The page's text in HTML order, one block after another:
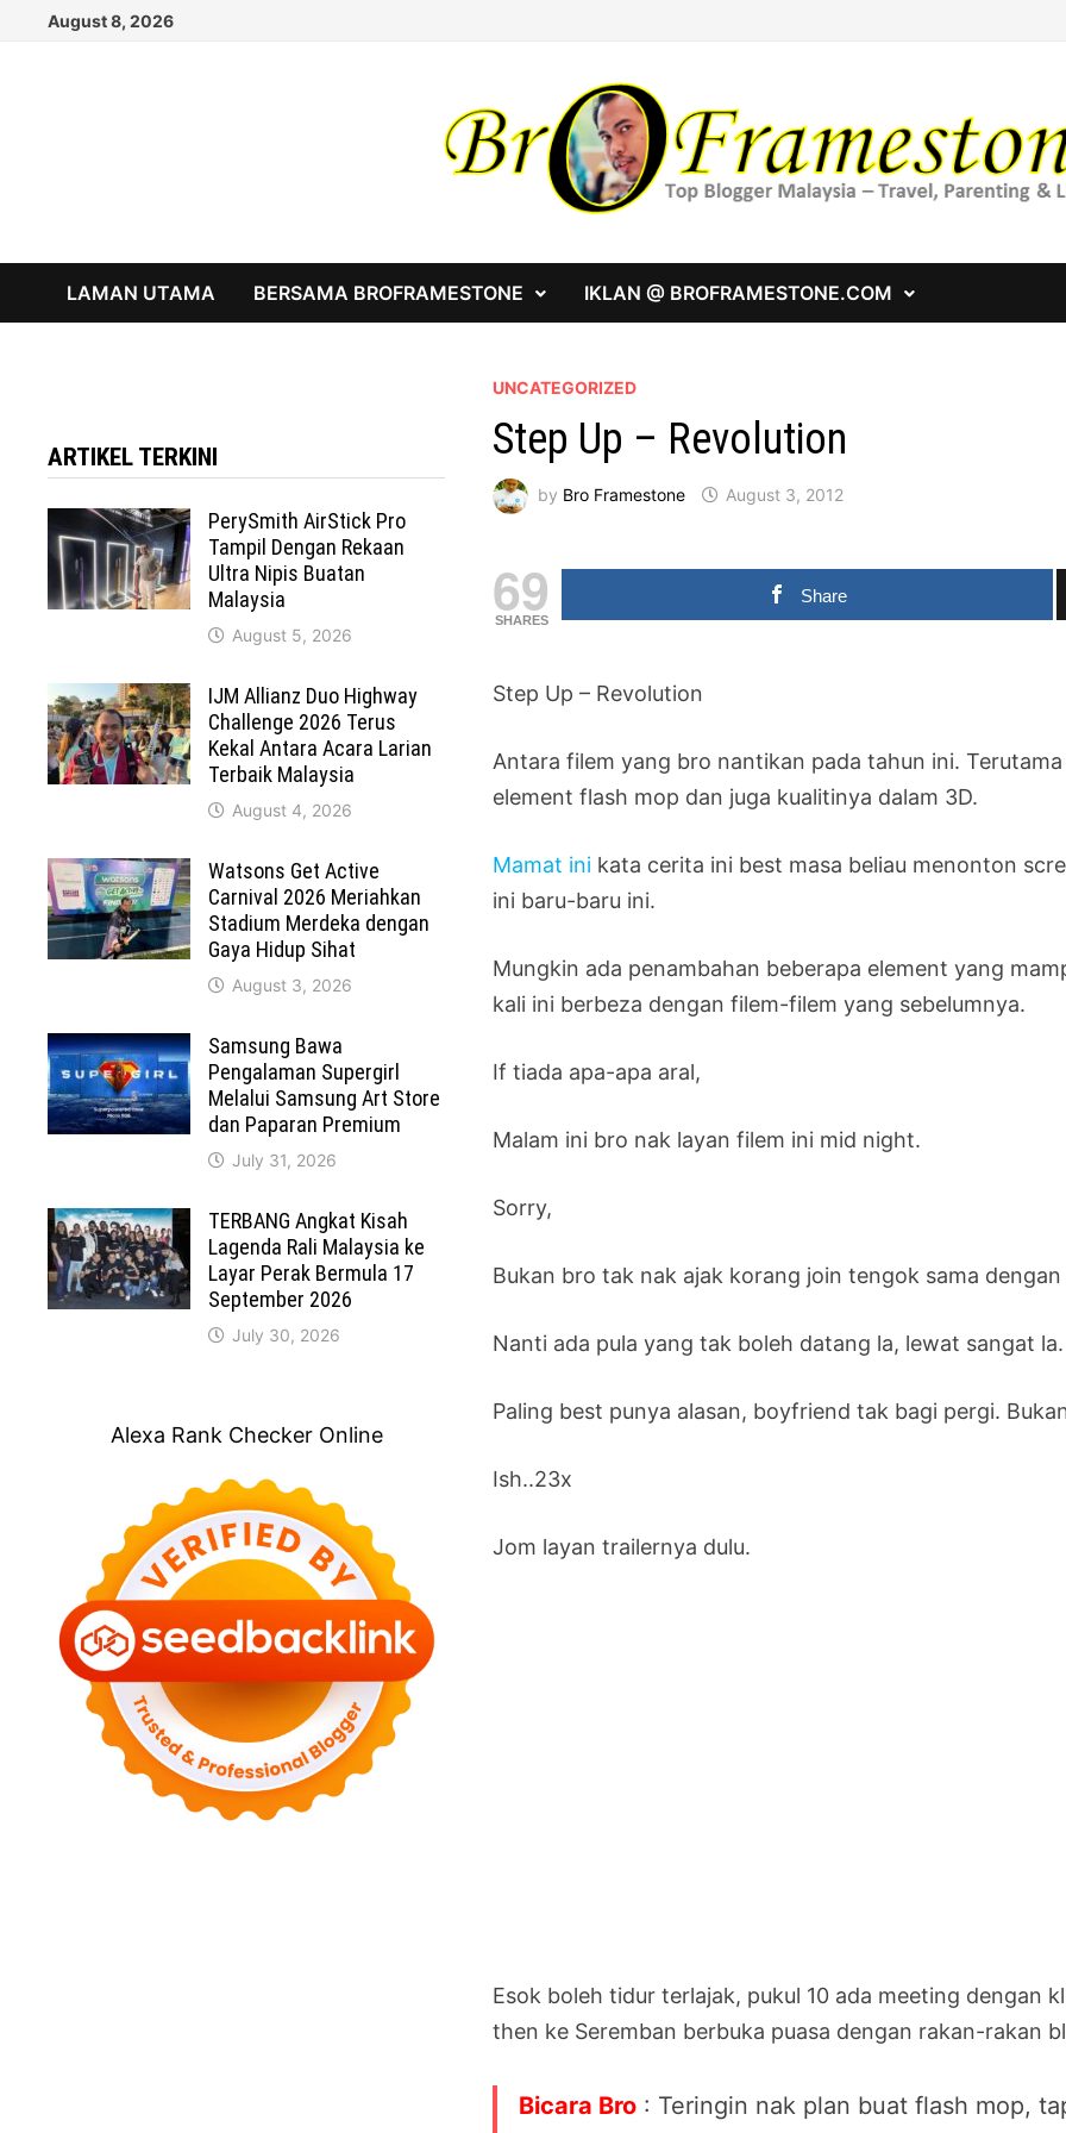
August 8, 2026
LAMAN UTAMA BERSAMA BROFRAMESTONE IKLAN @ BROFRAMESTONE.COM
UNCATEGORIZED
Step Up – Revolution
by Bro Framestone August 3, 2012
69
SHARES
Share
Step Up – Revolution
Antara filem yang bro nantikan pada tahun ini.
element flash mop dan juga kualitinya dalam 3D.
Mamat ini kata cerita ini best masa beliau menonton
ini baru-baru ini.
Mungkin ada penambahan beberapa element yang
kali ini berbeza dengan filem-filem yang sebelumnya.
If tiada apa-apa aral,
Malam ini bro nak layan filem ini mid night.
Sorry,
Bukan bro tak nak ajak korang join tengok sama
Nanti ada pula yang tak boleh datang la, lewat sangat
Paling best punya alasan, boyfriend tak bagi pergi.
Ish..23x
Jom layan trailernya dulu.
Esok boleh tidur terlajak, pukul 10 ada meeting dengan
then ke Seremban berbuka puasa dengan rakan-rakan
Bicara Bro : Teringin nak plan buat flash mop,
ARTIKEL TERKINI
PerySmith AirStick Pro
Tampil Dengan Rekaan
Ultra Nipis Buatan
Malaysia
August 5, 2026
IJM Allianz Duo Highway
Challenge 2026 Terus
Kekal Antara Acara Larian
Terbaik Malaysia
August 4, 2026
Watsons Get Active
Carnival 2026 Meriahkan
Stadium Merdeka dengan
Gaya Hidup Sihat
August 3, 2026
Samsung Bawa
Pengalaman Supergirl
Melalui Samsung Art Store
dan Paparan Premium
July 31, 2026
TERBANG Angkat Kisah
Lagenda Rali Malaysia ke
Layar Perak Bermula 17
September 2026
July 30, 2026
Alexa Rank Checker Online